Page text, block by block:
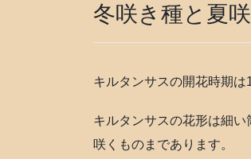
冬咲き種と夏
キルタンサスの開花時期は
キルタンサスの花形は細
咲くものまであります。